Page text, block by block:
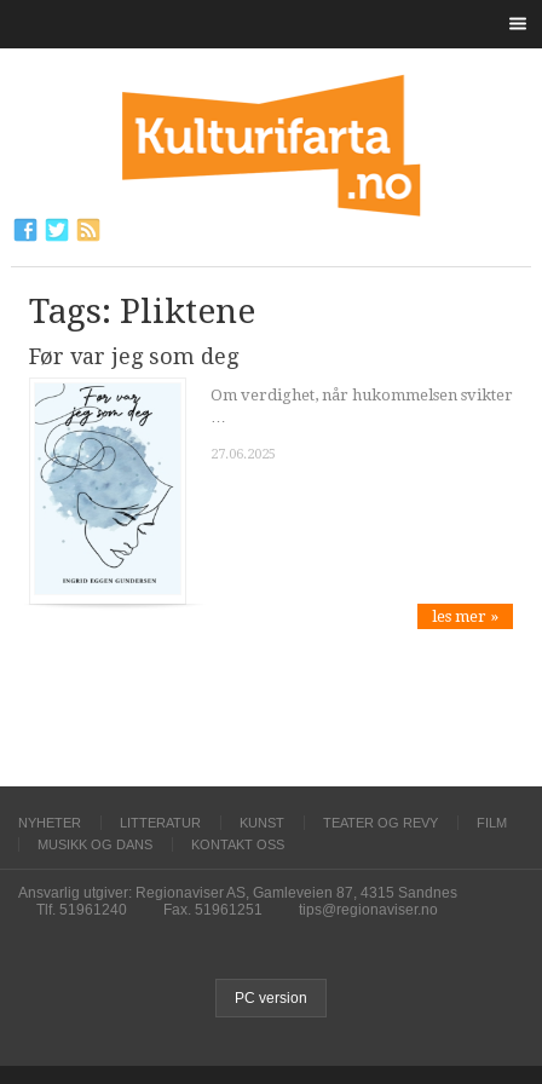
Tags: Pliktene
Før var jeg som deg
Om verdighet, når hukommelsen svikter
…
27.06.2025
les mer »
NYHETER LITTERATUR KUNST TEATER OG REVY
FILM
MUSIKK OG DANS
KONTAKT OSS
Ansvarlig utgiver: Regionaviser AS, Gamleveien 87, 4315 Sandnes
Tlf. 51961240
Fax. 51961251 tips@regionaviser.no
PC version